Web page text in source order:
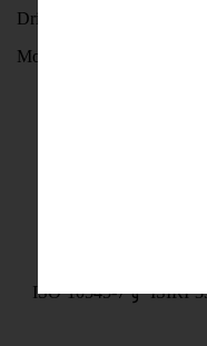
Drive
Monitor